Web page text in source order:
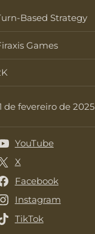
Based Strategy
Games
de lançamento
de fevereiro de 2025
YouTube
X
Facebook
Instagram
TikTok